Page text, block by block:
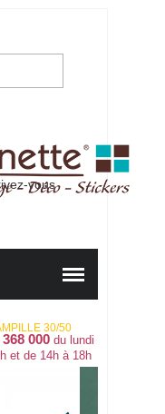
vous
000du lundi
et de 14h à 18h
30/50